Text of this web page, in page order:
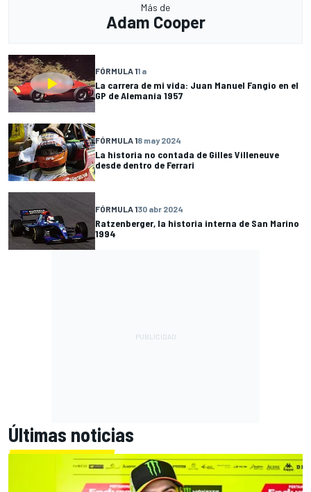
Más de
Adam Cooper
FÓRMULA 11 a
La carrera de mi vida: Juan Manuel Fangio en el
GP de Alemania 1957
FÓRMULA 18 may 2024
La historia no contada de Gilles Villeneuve
desde dentro de Ferrari
FÓRMULA 130 abr 2024
Ratzenberger, la historia interna de San Marino
1994
Últimas noticias